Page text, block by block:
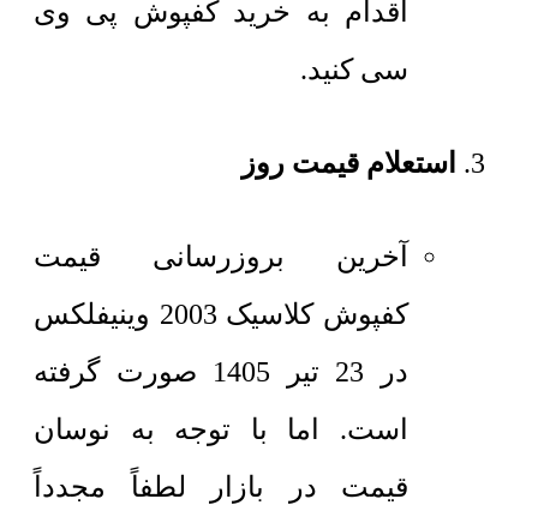
اقدام به خرید کفپوش پی وی
سی کنید.
استعلام قیمت روز
آخرین بروزرسانی قیمت
کفپوش کلاسیک 2003 وینیفلکس
در 23 تیر 1405 صورت گرفته
است. اما با توجه به نوسان
قیمت در بازار لطفاً مجدداً